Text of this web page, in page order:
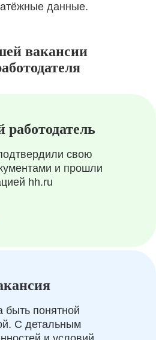
данные.
вакансии
свою
и прошли
hh.ru
быть понятной
С детальным